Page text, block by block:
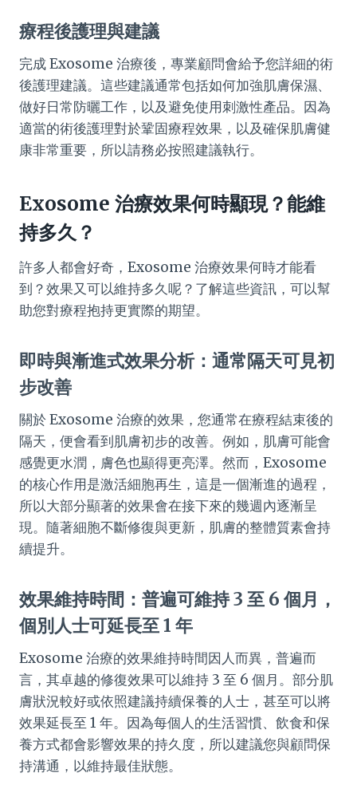
療程後護理與建議
完成 Exosome 治療後，專業顧問會給予您詳細的術
後護理建議。這些建議通常包括如何加強肌膚保濕、
做好日常防曬工作，以及避免使用刺激性產品。因為
適當的術後護理對於鞏固療程效果，以及確保肌膚健
康非常重要，所以請務必按照建議執行。
Exosome 治療效果何時顯現？能維
持多久？
許多人都會好奇，Exosome 治療效果何時才能看
到？效果又可以維持多久呢？了解這些資訊，可以幫
助您對療程抱持更實際的期望。
即時與漸進式效果分析：通常隔天可見初
步改善
關於 Exosome 治療的效果，您通常在療程結束後的
隔天，便會看到肌膚初步的改善。例如，肌膚可能會
感覺更水潤，膚色也顯得更亮澤。然而，Exosome
的核心作用是激活細胞再生，這是一個漸進的過程，
所以大部分顯著的效果會在接下來的幾週內逐漸呈
現。隨著細胞不斷修復與更新，肌膚的整體質素會持
續提升。
效果維持時間：普遍可維持 3 至 6 個月，
個別人士可延長至 1 年
Exosome 治療的效果維持時間因人而異，普遍而
言，其卓越的修復效果可以維持 3 至 6 個月。部分肌
膚狀況較好或依照建議持續保養的人士，甚至可以將
效果延長至 1 年。因為每個人的生活習慣、飲食和保
養方式都會影響效果的持久度，所以建議您與顧問保
持溝通，以維持最佳狀態。